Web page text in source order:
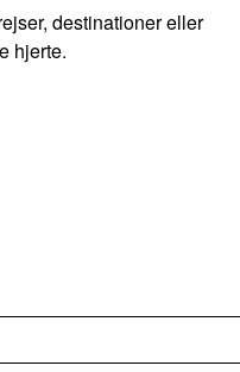
destinationer eller
hjerte.